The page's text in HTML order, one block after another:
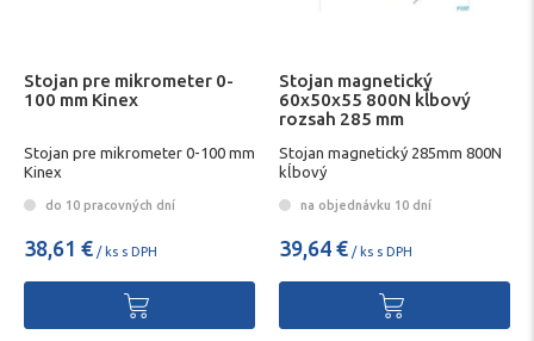
Stojan pre mikrometer 0-
100 mm Kinex
Stojan pre mikrometer 0-100 mm
Kinex
do 10 pracovných dní
38,61 € / ks s DPH
Stojan magnetický
60x50x55 800N kĺbový
rozsah 285 mm
Stojan magnetický 285mm 800N
kĺbový
na objednávku 10 dní
39,64 € / ks s DPH